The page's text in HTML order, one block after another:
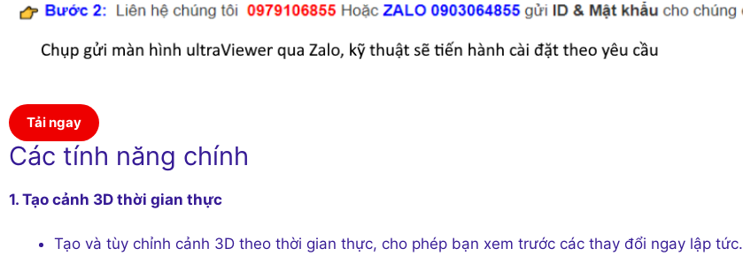
Tải ngay
Các tính năng chính
1. Tạo cảnh 3D thời gian thực
Tạo và tùy chỉnh cảnh 3D theo thời gian thực, cho phép bạn xem trước các thay đổi ngay lập tức.